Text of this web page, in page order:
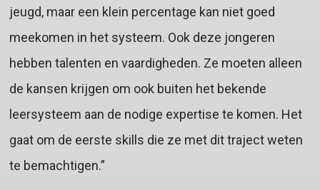
jeugd, maar een klein percentage kan niet goed
meekomen in het systeem. Ook deze jongeren
hebben talenten en vaardigheden. Ze moeten alleen
de kansen krijgen om ook buiten het bekende
leersysteem aan de nodige expertise te komen. Het
gaat om de eerste skills die ze met dit traject weten
te bemachtigen.”